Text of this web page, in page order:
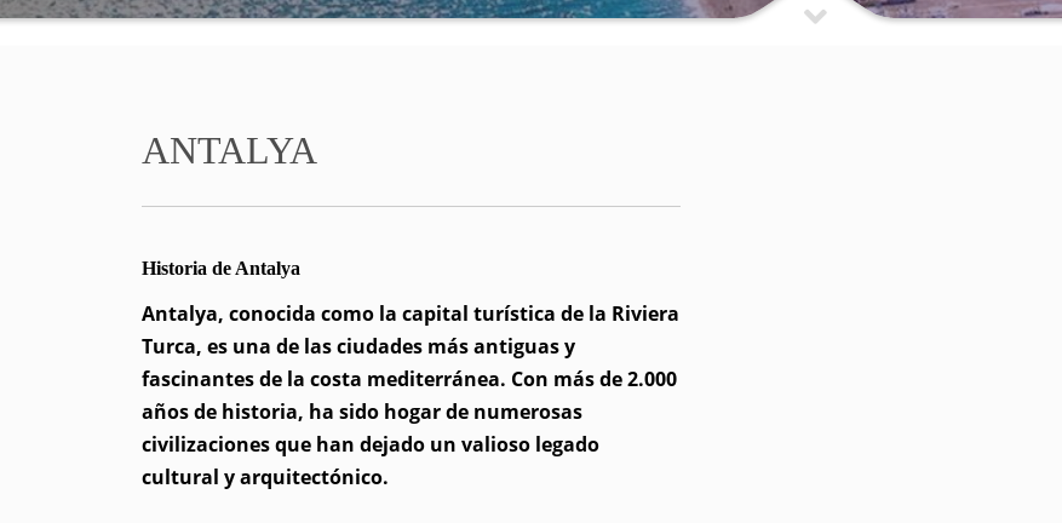
ANTALYA
Historia de Antalya
Antalya, conocida como la capital turística de la Riviera
Turca, es una de las ciudades más antiguas y
fascinantes de la costa mediterránea. Con más de 2.000
años de historia, ha sido hogar de numerosas
civilizaciones que han dejado un valioso legado
cultural y arquitectónico.